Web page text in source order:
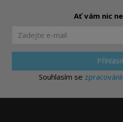
Ať vám nic
Souhlasím se